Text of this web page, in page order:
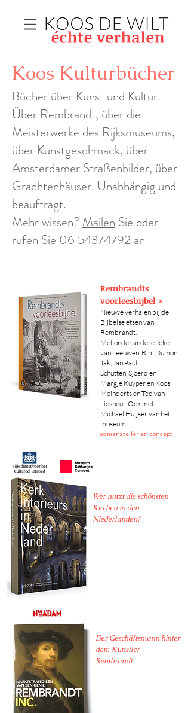
Koos Kulturbücher
Bücher über Kunst und Kultur.
Über Rembrandt, über die
Meisterwerke des Rijksmuseums,
über Kunstgeschmack, über
Amsterdamer Straßenbilder, über
Grachtenhäuser. Unabhängig und
beauftragt.
Mehr wissen? Mailen Sie oder
rufen Sie 06 54374792 an
Rembrandts
voorleesbijbel >
Nieuwe verhalen bij de
Bijbelse etsen van
Rembrandt.
Met onder andereJoke
van Leeuwen, Bibi Dumon
Tak, Jan Paul
Schutten,Sjoerd en
Margje Kuyper en Koos
Meinderts en Ted van
Lieshout. Ook met
Michael Huijser van het
museum.
samensteller en concept
Wer nutzt die schönsten
Kirchen in den
Niederlanden?
Der Geschäftsmann hinter
dem Künstler
Rembrandt